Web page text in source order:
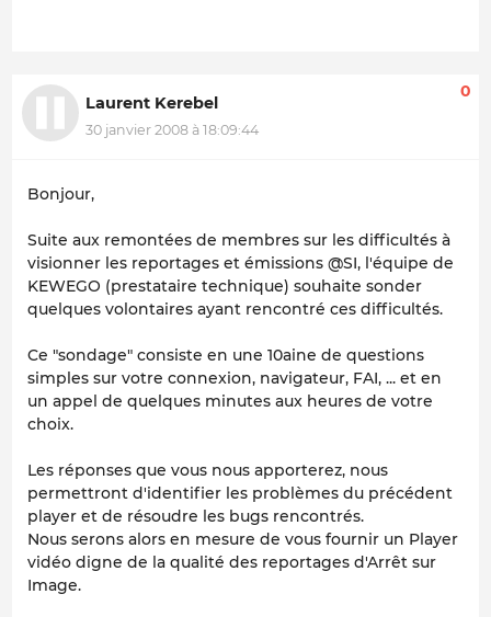
Laurent Kerebel
30 janvier 2008 à 18:09:44
0
Bonjour,
Suite aux remontées de membres sur les difficultés à
visionner les reportages et émissions @SI, l'équipe de
KEWEGO (prestataire technique) souhaite sonder
quelques volontaires ayant rencontré ces difficultés.
Ce "sondage" consiste en une 10aine de questions
simples sur votre connexion, navigateur, FAI, ... et en
un appel de quelques minutes aux heures de votre
choix.
Les réponses que vous nous apporterez, nous
permettront d'identifier les problèmes du précédent
player et de résoudre les bugs rencontrés.
Nous serons alors en mesure de vous fournir un Player
vidéo digne de la qualité des reportages d'Arrêt sur
Image.